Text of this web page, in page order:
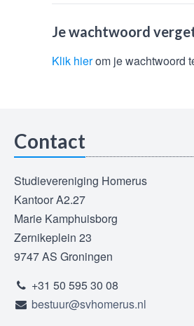
Je wachtwoord
Klik hierom je wachtwoord
Contact
Studievereniging Homerus
Kantoor A2.27
Marie Kamphuisborg
Zernikeplein 23
9747 AS Groningen
+31 50 595 30 08
bestuur@svhomerus.nl